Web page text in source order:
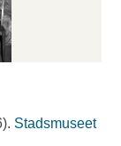
Stadsmuseet